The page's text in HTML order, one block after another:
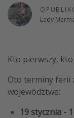
Wyjazdy na
Wszystkie
Więcej tematów
Newsy,
Najlepsze
Kalendarz
Lady
Kto pierwszy,
Oto terminy ferii
województwa:
19 stycznia -